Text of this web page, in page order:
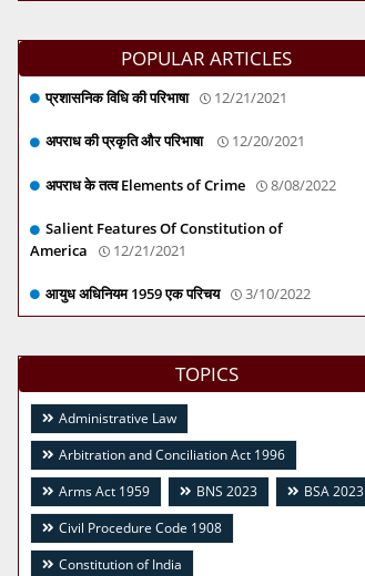
POPULAR ARTICLES
प्रशासनिक विधि की परिभाषा 12/21/2021
अपराध की प्रकृति और परिभाषा 12/20/2021
अपराध के तत्व Elements of Crime 8/08/2022
Salient Features Of Constitution of
America
12/21/2021
आयुध अधिनियम 1959 एक परिचय 3/10/2022
TOPICS
Administrative Law
Arbitration and Conciliation Act 1996
Arms Act 1959
BNS 2023
BSA 2023
Civil Procedure Code 1908
Constitution of India